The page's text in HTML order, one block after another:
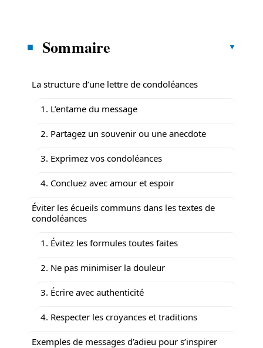
Sommaire
La structure d’une lettre de condoléances
1. L’entame du message
2. Partagez un souvenir ou une anecdote
3. Exprimez vos condoléances
4. Concluez avec amour et espoir
Éviter les écueils communs dans les textes de
condoléances
1. Évitez les formules toutes faites
2. Ne pas minimiser la douleur
3. Écrire avec authenticité
4. Respecter les croyances et traditions
Exemples de messages d’adieu pour s’inspirer